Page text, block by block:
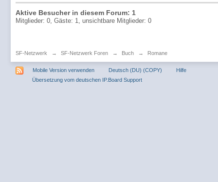
Aktive Besucher in diesem Forum: 1
Mitglieder: 0, Gäste: 1, unsichtbare Mitglieder: 0
SF-Netzwerk → SF-Netzwerk Foren → Buch → Romane
Mobile Version verwenden Deutsch (DU) (COPY)
Hilfe
Übersetzung vom deutschen IP.Board Support